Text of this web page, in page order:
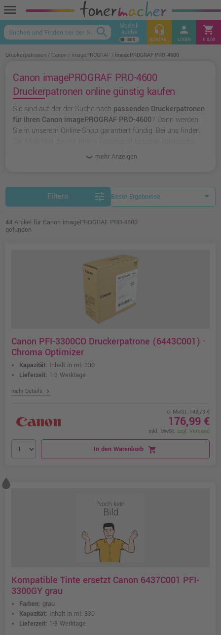
menu
keyboard_arrow_up
search Modell-
suche headset_mic
KONTAKT
person
LOGIN
shopping_cart
€ 0,00
Druckerpatronen Canon imagePROGRAF imagePROGRAF PRO-4600
Canon imagePROGRAF PRO-4600
Druckerpatronen online günstig kaufen
Sie sind auf der der Suche nach passenden Druckerpatronen
für Ihren Canon imagePROGRAF PRO-4600? Dann werden
Sie in unserem Online-Shop garantiert fündig. Bei uns finden
originalen Druckerpatronen von
unserer Hausmarke Ampertec
mehr Anzeigen
Filtern tune
44 Artikel für Canon imagePROGRAF PRO-4600
gefunden
Canon PFI-3300CO Druckerpatrone (6443C001) ·
Chroma Optimizer
Kapazität: Inhalt in ml: 330
Lieferzeit: 1-3 Werktage
mehr Details chevron_right
o. MwSt. 148,73 €
176,99 €
inkl. MwSt. zzgl. Versand
In den Warenkorb shopping_cart
Kompatible Tinte ersetzt Canon 6437C001 PFI-
3300GY grau
Farben: grau
Kapazität: Inhalt in ml: 330
Lieferzeit: 1-3 Werktage